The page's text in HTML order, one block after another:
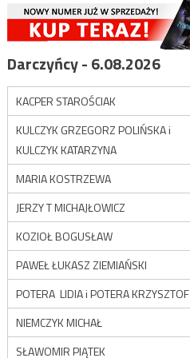
Darczyńcy - 6.08.2026
KACPER STAROŚCIAK
KULCZYK GRZEGORZ POLIŃSKA i
KULCZYK KATARZYNA
MARIA KOSTRZEWA
JERZY T MICHAJŁOWICZ
KOZIOŁ BOGUSŁAW
PAWEŁ ŁUKASZ ZIEMIAŃSKI
POTERA LIDIA i POTERA KRZYSZTOF
NIEMCZYK MICHAŁ
SŁAWOMIR PIĄTEK